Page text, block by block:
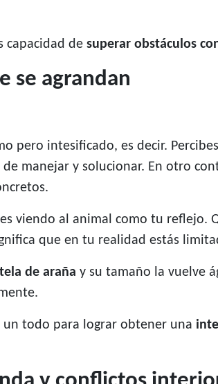
capacidad de superar obstáculos
se agrandan
pero intesificado, es decir. Percibes
manejar y solucionar. En otro
es viendo al animal como tu reflejo.
que en tu realidad estás
de araña y su tamaño la vuelve
un todo para lograr obtener una